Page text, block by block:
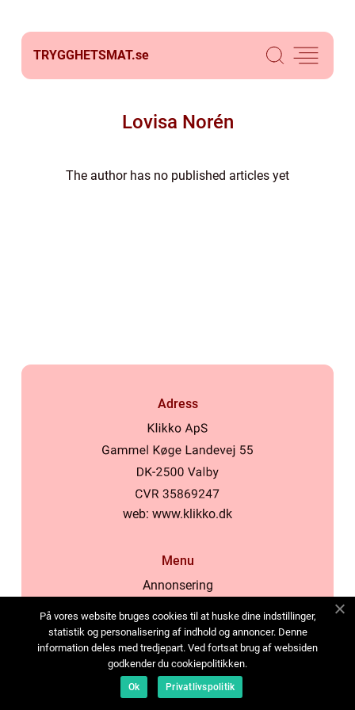
TRYGGHETSMAT.se
Lovisa Norén
The author has no published articles yet
Adress
web: www.klikko.dk
Menu
Annonsering
Cookies
Kontakta oss
Sitemap
På vores website bruges cookies til at huske dine indstillinger,
statistik og personalisering af indhold og annoncer. Denne
information deles med tredjepart. Ved fortsat brug af websiden
godkender du cookiepolitikken.
Ok Privatlivspolitik